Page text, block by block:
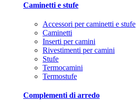
Caminetti e stufe
Accessori per caminetti e stufe
Caminetti
Inserti per camini
Rivestimenti per camini
Stufe
Termocamini
Termostufe
Complementi di arredo